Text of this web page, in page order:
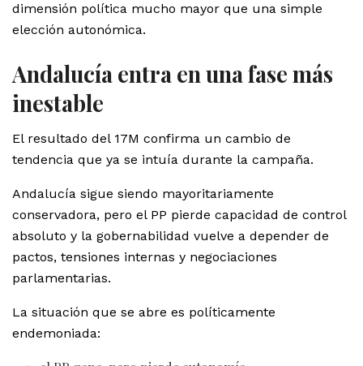
dimensión política mucho mayor que una simple
elección autonómica.
Andalucía entra en una fase más
inestable
El resultado del 17M confirma un cambio de
tendencia que ya se intuía durante la campaña.
Andalucía sigue siendo mayoritariamente
conservadora, pero el PP pierde capacidad de control
absoluto y la gobernabilidad vuelve a depender de
pactos, tensiones internas y negociaciones
parlamentarias.
La situación que se abre es políticamente
endemoniada: